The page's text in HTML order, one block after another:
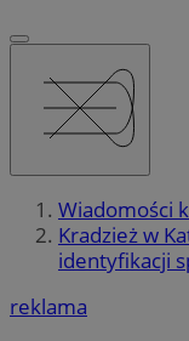
Wiadomości
Kradzież w
identyfikacji
reklama